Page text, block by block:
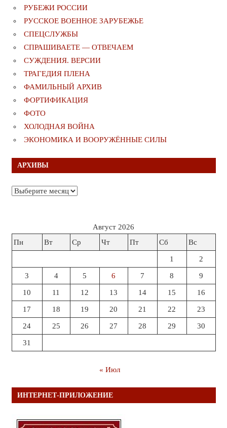
РУБЕЖИ РОССИИ
РУССКОЕ ВОЕННОЕ ЗАРУБЕЖЬЕ
СПЕЦСЛУЖБЫ
СПРАШИВАЕТЕ — ОТВЕЧАЕМ
СУЖДЕНИЯ. ВЕРСИИ
ТРАГЕДИЯ ПЛЕНА
ФАМИЛЬНЫЙ АРХИВ
ФОРТИФИКАЦИЯ
ФОТО
ХОЛОДНАЯ ВОЙНА
ЭКОНОМИКА И ВООРУЖЁННЫЕ СИЛЫ
АРХИВЫ
Архивы
Август 2026
Пн
Вт Ср Чт Пт Сб Вс
1 2
3 4 5 6 7 8 9
10 11 12 13 14 15 16
17 18 19 20 21 22 23
24 25 26 27 28 29 30
31
« Июл
ИНТЕРНЕТ-ПРИЛОЖЕНИЕ